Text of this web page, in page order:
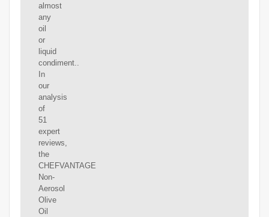
almost
any
oil
or
liquid
condiment..
In
our
analysis
of
51
expert
reviews,
the
CHEFVANTAGE
Non-
Aerosol
Olive
Oil